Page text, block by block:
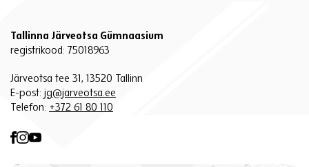
Tallinna Järveotsa Gümnaasium
registrikood: 75018963
Järveotsa tee 31, 13520 Tallinn
E-post: jg@jarveotsa.ee
Telefon: +372 61 80 110